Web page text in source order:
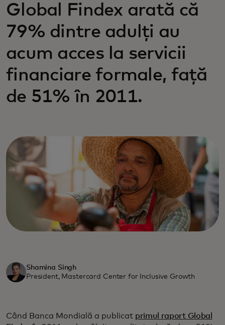
Global Findex arată că
79% dintre adulți au
acum acces la servicii
financiare formale, față
de 51% în 2011.
Shamina Singh
President, Mastercard Center for Inclusive Growth
Când Banca Mondială a publicat primul raport Global